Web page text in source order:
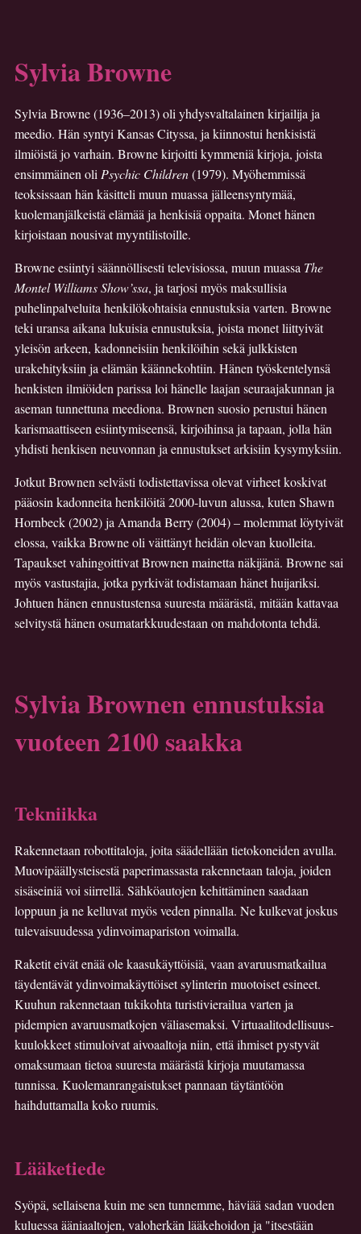
Sylvia Browne
Sylvia Browne (1936–2013) oli yhdysvaltalainen kirjailija ja
meedio. Hän syntyi Kansas Cityssa, ja kiinnostui henkisistä
ilmiöistä jo varhain. Browne kirjoitti kymmeniä kirjoja, joista
ensimmäinen oli Psychic Children(1979). Myöhemmissä
teoksissaan hän käsitteli muun muassa jälleensyntymää,
kuolemanjälkeistä elämää ja henkisiä oppaita. Monet hänen
kirjoistaan nousivat myyntilistoille.
Browne esiintyi säännöllisesti televisiossa, muun muassa The
Montel Williams Show’ssa, ja tarjosi myös maksullisia
puhelinpalveluita henkilö­kohtaisia ennustuksia varten. Browne
teki uransa aikana lukuisia ennustuksia, joista monet liittyivät
yleisön arkeen, kadonneisiin henkilöihin sekä julkkisten
urakehityksiin ja elämän käännekohtiin. Hänen työskentelynsä
henkisten ilmiöiden parissa loi hänelle laajan seuraajakunnan ja
aseman tunnettuna meediona. Brownen suosio perustui hänen
karismaattiseen esiintymiseensä, kirjoihinsa ja tapaan, jolla hän
yhdisti henkisen neuvonnan ja ennustukset arkisiin kysymyksiin.
Jotkut Brownen selvästi todistettavissa olevat virheet koskivat
pääosin kadonneita henkilöitä 2000-luvun alussa, kuten Shawn
Hornbeck (2002) ja Amanda Berry (2004) – molemmat löytyivät
elossa, vaikka Browne oli väittänyt heidän olevan kuolleita.
Tapaukset vahingoittivat Brownen mainetta näkijänä. Browne sai
myös vastustajia, jotka pyrkivät todistamaan hänet huijariksi.
Johtuen hänen ennustustensa suuresta määrästä, mitään kattavaa
selvitystä hänen osuma­tarkkuudestaan on mahdotonta tehdä.
Sylvia Brownen ennustuksia
vuoteen 2100 saakka
Tekniikka
Rakennetaan robottitaloja, joita säädellään tietokoneiden avulla.
Muovipäällysteisestä paperimassasta rakennetaan taloja, joiden
sisäseiniä voi siirrellä. Sähköautojen kehittäminen saadaan
loppuun ja ne kelluvat myös veden pinnalla. Ne kulkevat joskus
tulevaisuudessa ydinvoima­pariston voimalla.
Raketit eivät enää ole kaasukäyttöisiä, vaan avaruusmatkailua
täydentävät ydinvoima­käyttöiset sylinterin muotoiset esineet.
Kuuhun rakennetaan tukikohta turistivierailua varten ja
pidempien avaruusmatkojen väliasemaksi. Virtuaalitodellisuus­
kuulokkeet stimuloivat aivoaaltoja niin, että ihmiset pystyvät
omaksumaan tietoa suuresta määrästä kirjoja muutamassa
tunnissa. Kuolemanrangaistukset pannaan täytäntöön
haihduttamalla koko ruumis.
Lääketiede
Syöpä, sellaisena kuin me sen tunnemme, häviää sadan vuoden
kuluessa ääniaaltojen, valoherkän lääkehoidon ja "itsestään